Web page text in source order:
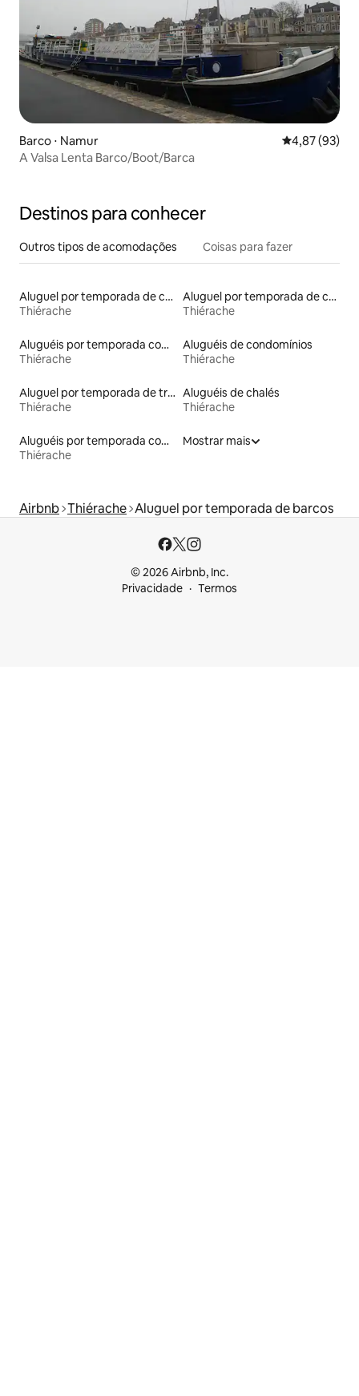
Barco ⋅ Namur 4,87 de uma
4,87 (93)
A Valsa Lenta Barco/Boot/Barca
Destinos para conhecer
Outros tipos de acomodações Coisas para fazer
Aluguel por temporada de casas na terra
Thiérache
Aluguel por temporada de casas na árvore
Thiérache
Aluguéis por temporada com suítes privativas
Thiérache
Aluguéis de condomínios
Thiérache
Aluguel por temporada de trailers
Thiérache
Aluguéis de chalés
Thiérache
Aluguéis por temporada com banheiro para PCD
Thiérache
Mostrar mais
Airbnb Thiérache Aluguel por temporada de barcos
© 2026 Airbnb, Inc.
Privacidade
Termos